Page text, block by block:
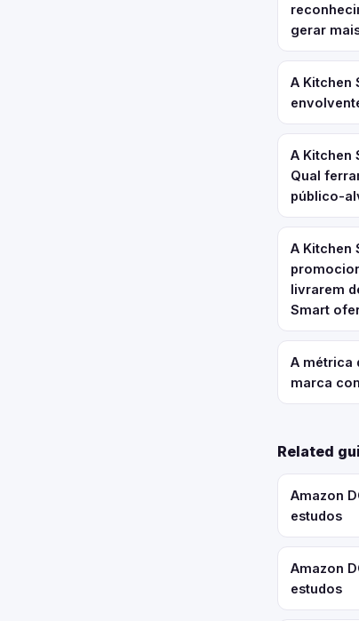
gerar
A Kitchen
A Kitchen
Qual
público-
A Kitchen
livrarem
Smart
A métrica
marca
Related
Amazon
estudos
Amazon
estudos